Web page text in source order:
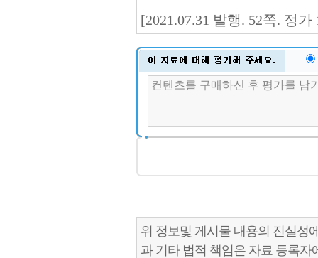
[2021.07.31 발행. 52쪽. 정가
위 정보및 게시물 내용의 진실성
과 기타 법적 책임은 자료 등록자